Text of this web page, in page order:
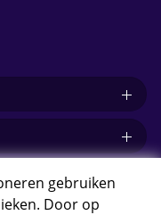
gebruiken
Door op